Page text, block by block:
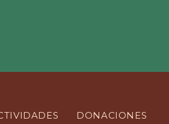
DONACIONES